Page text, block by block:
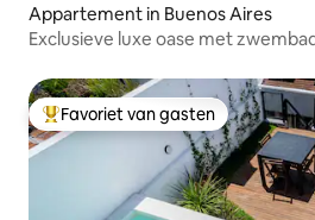
Appartement in Buenos Aires
Exclusieve luxe oase met
Topfavoriet van gasten
Favoriet van gasten